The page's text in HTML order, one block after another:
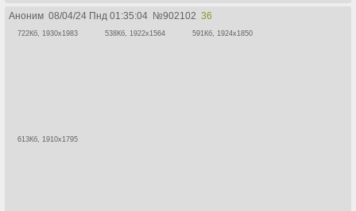
Аноним 08/04/24 Пнд 01:35:04 №902102 36
722Кб, 1930x1983 538Кб, 1922x1564 591Кб, 1924x1850
613Кб, 1910x1795